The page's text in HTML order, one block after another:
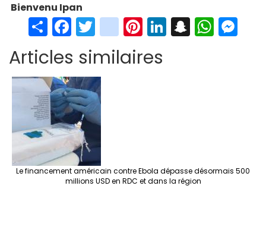
Bienvenu Ipan
S
h
ar
e
Fa
ce
b
o
o
k
T
wi
tt
er
in
st
ag
Pi
er
Li S W
Articles similaires
Le financement américain contre Ebola dépasse désormais 500
millions USD en RDC et dans la région